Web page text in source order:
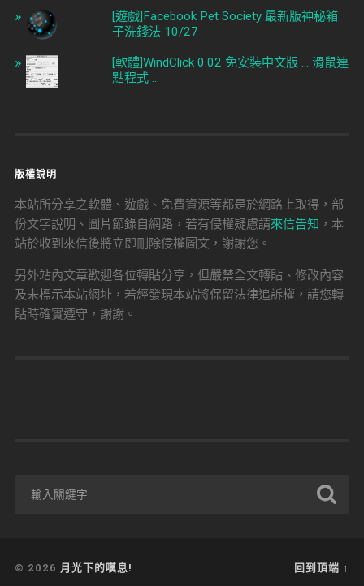
[遊戲]Facebook Pet Society 最新版神秘箱
子洗錢法 10/27
[軟體]WindClick 0.02 免安裝中文版 ... 滑鼠連
點程式 ...
版權說明
本站所分享之軟體、遊戲、免費資源等都是於網路上取得，部
份文字說明、圖片節錄自網路，若有侵權疑慮請來信告知 ，本
站於收到來信後將立即刪除侵權圖文，謝謝您。
另外站內文章歡迎各位轉貼分享，但嚴禁全文轉貼、修改內容
及未標示本站網址，若經發現本站將保留法律追訴權，請您轉
貼時確實遵守，謝謝。
© 2026 月光下的嘆息! 回到頂端 ↑